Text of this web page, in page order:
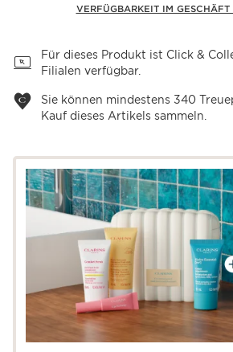
VERFÜGBARKEIT IM
Für dieses Produkt ist Click &
Filialen verfügbar.
Sie können mindestens 340
Kauf dieses Artikels sammeln.